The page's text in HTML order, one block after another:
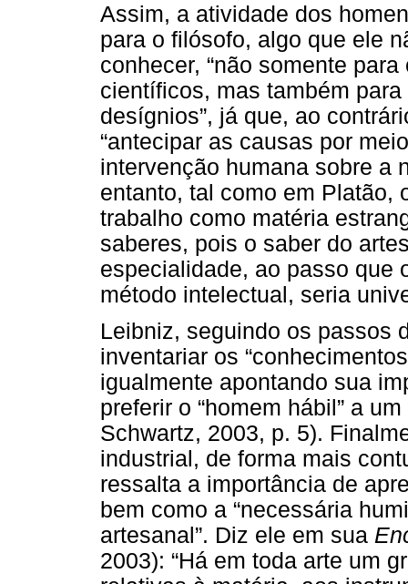
Assim, a atividade dos
para o filósofo, algo que ele
conhecer, “não somente
científicos, mas também
desígnios”, já que, ao
“antecipar as causas por
intervenção humana sobre a
entanto, tal como em Platão,
trabalho como matéria
saberes, pois o saber do
especialidade, ao passo que
método intelectual, seria
Leibniz, seguindo os passos
inventariar os
igualmente apontando sua
preferir o “homem hábil” a
Schwartz, 2003, p. 5).
industrial, de forma mais
ressalta a importância de
bem como a “necessária
artesanal”. Diz ele em sua
2003): “Há em toda arte um